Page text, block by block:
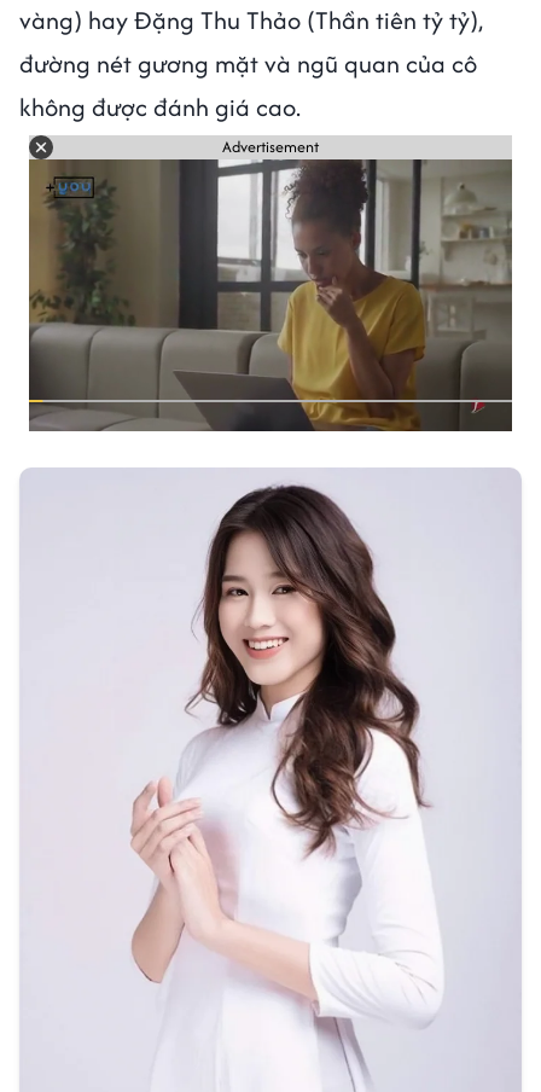
vàng) hay Đặng Thu Thảo (Thần tiên tỷ tỷ),
đường nét gương mặt và ngũ quan của cô
không được đánh giá cao.
Advertisement